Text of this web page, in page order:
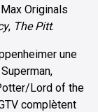
Originals
, The Pitt.
une
Lord of the
complètent